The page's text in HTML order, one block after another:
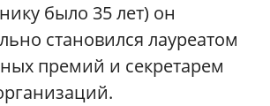
было 35 лет) он
становился лауреатом
премий и секретарем